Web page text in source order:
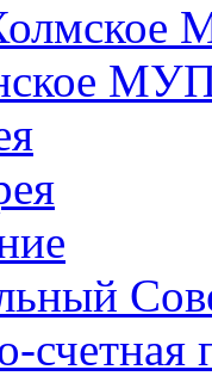
счетная